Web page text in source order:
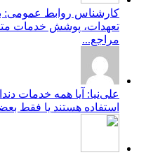
کارشناس روابط عمومی:
تعهدات، پوشش خدمات
مراجع...
علی‌نیا: آیا همه خدمات
استفاده هستند یا فقط